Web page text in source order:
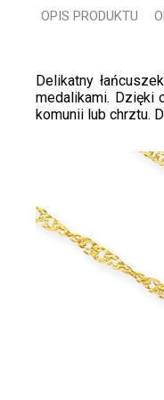
OPIS PRODUKTU
Delikatny
medalikami. Dzięki
komunii lub chrztu.